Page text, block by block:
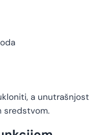
a unutrašnjost
sredstvom.